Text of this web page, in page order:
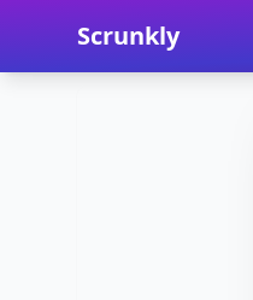
Scrunkly